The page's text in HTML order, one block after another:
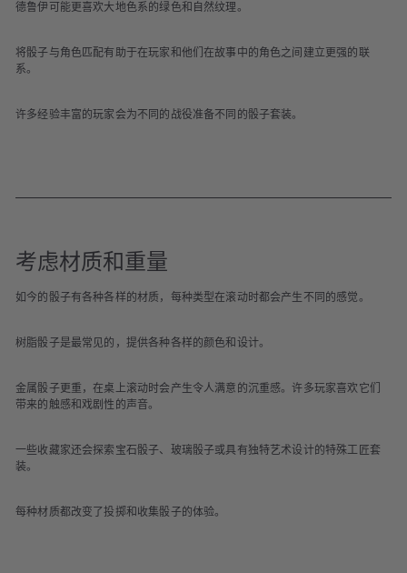
德鲁伊可能更喜欢大地色系的绿色和自然纹理。
将骰子与角色匹配有助于在玩家和他们在故事中的角色之间建立更强的联
系。
许多经验丰富的玩家会为不同的战役准备不同的骰子套装。
考虑材质和重量
如今的骰子有各种各样的材质，每种类型在滚动时都会产生不同的感觉。
树脂骰子是最常见的，提供各种各样的颜色和设计。
金属骰子更重，在桌上滚动时会产生令人满意的沉重感。许多玩家喜欢它们
带来的触感和戏剧性的声音。
一些收藏家还会探索宝石骰子、玻璃骰子或具有独特艺术设计的特殊工匠套
装。
每种材质都改变了投掷和收集骰子的体验。